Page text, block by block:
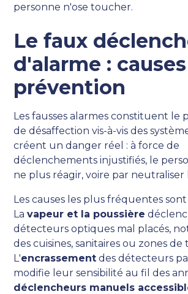
personne n'ose toucher.
Le faux
d'alarme :
prévention
Les fausses alarmes constituent le
de désaffection vis-à-vis des
créent un danger réel : à force de
déclenchements injustifiés, le
ne plus réagir, voire par neutraliser
Les causes les plus fréquentes
Lavapeur et la poussière
détecteurs optiques mal placés,
des cuisines, sanitaires ou zones de
L'encrassement des détecteurs
modifie leur sensibilité au fil des
déclencheurs manuels